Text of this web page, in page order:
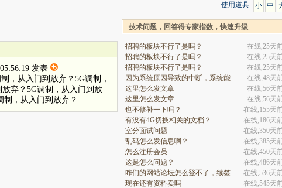
中
小
使用道具
技术问题，回答得专家指数，快速升级
招聘的板块不行了是吗？
在线,25天
招聘的板块不行了是吗？
在线,25天
招聘的板块不行了是吗？
在线,25天
因为系统原因导致的中断，系统能自动7赎回处理吗
在线,48天
这里怎么发文章
在线,56天
这里怎么发文章
在线,56天
也不修补一下吗？
在线,155天
有没有4G切换相关的文档？
在线,186天
室分面试问题
在线,350天
乱码怎么发信息啊？
在线,385天
怎么注册会员
在线,450天
这是怎么问题？
在线,486天
咋们的网站论坛怎么登不了，续签没有办法继续
在线,536天
现在还有资料卖吗
在线,545天
发表
，从入门到放弃？5G调制，
弃？5G调制，从入门到放
制，从入门到放弃？